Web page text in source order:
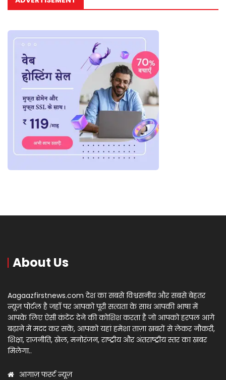
About Us
Aagaazfirstnews.com देश का सबसे विश्वसनीय और सबसे बेहतर
न्यूज़ पोर्टल है जहाँ पर आपको पूरी सत्यता के साथ आपकी भाषा में
आपके लिए ऐसी कंटेंट देने की कोशिश करता है जो आपको हरपल आगे
बढ़ाने में मदद कर सकें, आपको यहां हमेशा ताज़ा खबरों से लेकर नौकरी,
शिक्षा, राजनीति, खेल, मनोरंजन, राष्ट्रीय और अंतराष्ट्रीय स्तर का खबर
मिलेगा..
आगाज़ फर्स्ट न्यूज़